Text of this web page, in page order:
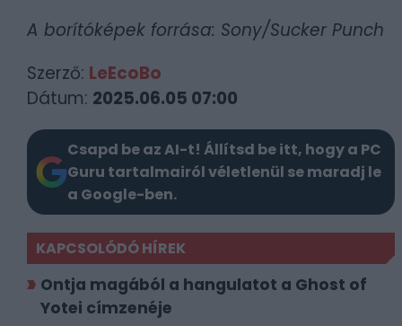
A borítóképek forrása: Sony/Sucker Punch
Szerző: LeEcoBo
Dátum: 2025.06.05 07:00
Csapd be az AI-t! Állítsd be itt, hogy a PC
Guru tartalmairól véletlenül se maradj le
a Google-ben.
KAPCSOLÓDÓ HÍREK
Ontja magából a hangulatot a Ghost of
Yotei címzenéje